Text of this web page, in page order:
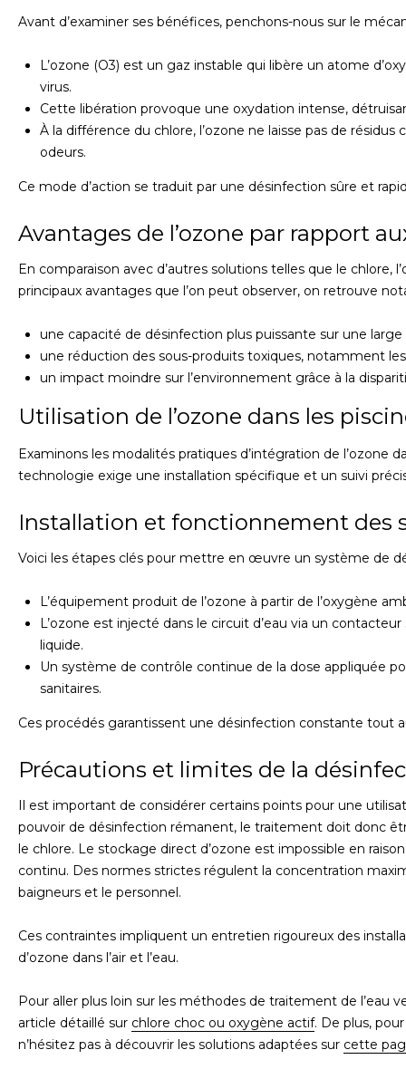
Avant d’examiner ses bénéfices, penchons-nous sur le
L’ozone (O3) est un gaz instable qui libère un atome
virus.
Cette libération provoque une oxydation intense,
À la différence du chlore, l’ozone ne laisse pas de
odeurs.
Ce mode d’action se traduit par une désinfection sûre et
Avantages de l’ozone par rapport
En comparaison avec d’autres solutions telles que le chlore,
principaux avantages que l’on peut observer, on retrouve
une capacité de désinfection plus puissante sur une
une réduction des sous-produits toxiques, notamment
un impact moindre sur l’environnement grâce à la
Utilisation de l’ozone dans les
Examinons les modalités pratiques d’intégration de l’ozone
technologie exige une installation spécifique et un suivi
Installation et fonctionnement des
Voici les étapes clés pour mettre en œuvre un système de
L’équipement produit de l’ozone à partir de l’oxygène
L’ozone est injecté dans le circuit d’eau via un
liquide.
Un système de contrôle continue de la dose appliquée
sanitaires.
Ces procédés garantissent une désinfection constante tout
Précautions et limites de la
Il est important de considérer certains points pour une
pouvoir de désinfection rémanent, le traitement doit donc
le chlore. Le stockage direct d’ozone est impossible en
continu. Des normes strictes régulent la concentration
baigneurs et le personnel.
Ces contraintes impliquent un entretien rigoureux des
d’ozone dans l’air et l’eau.
Pour aller plus loin sur les méthodes de traitement de l’eau
article détaillé sur chlore choc ou oxygène actif. De plus,
n’hésitez pas à découvrir les solutions adaptées sur cette